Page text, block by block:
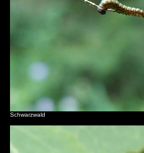
Schwarzwald